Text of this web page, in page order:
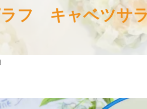
フ キャベツサ